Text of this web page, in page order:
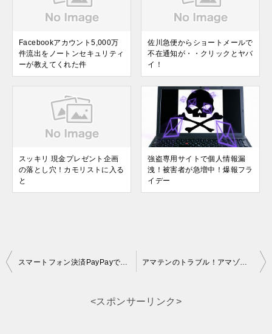
Facebookアカウント5,000万
件流出をノートンセキュリティ
ーが教えてくれた件
佐川急便からショートメールで
不在通知が・・クリックとヤバ
イ！
スッキリ 現金プレゼント企画
の落とし穴！カモリストに入る
と
強盗専用サイトで個人情報漏
洩！被害者が急増中！爆報フラ
イデー
投
スマートフォン決済PayPayで不正利用が！セキュリティーコードがヤバかった件 アマテンのトラブル！アマゾンギフト券、電子カード売買は要注意！
<スポンサーリンク>